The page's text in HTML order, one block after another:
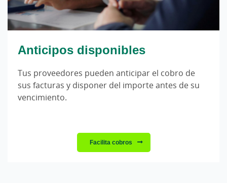
Anticipos disponibles
Tus proveedores pueden anticipar el cobro de
sus facturas y disponer del importe antes de su
vencimiento.
Facilita cobros